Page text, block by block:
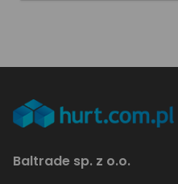
Baltrade sp. z o.o.